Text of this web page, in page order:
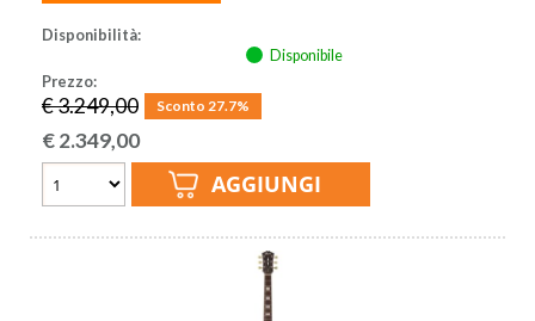
Disponibilità:
Disponibile
Prezzo:
€ 3.249,00 Sconto 27.7%
€2.349,00